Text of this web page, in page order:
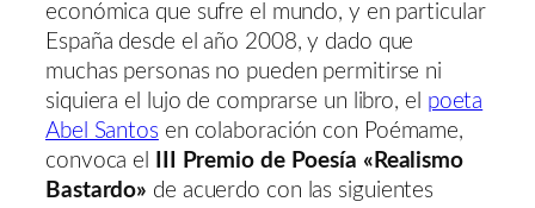
económica que sufre el mundo, y en particular
España desde el año 2008, y dado que
muchas personas no pueden permitirse ni
siquiera el lujo de comprarse un libro, el poeta
Abel Santos en colaboración con Poémame,
convoca el
III Premio de Poesía «Realismo
Bastardo» de acuerdo con las siguientes